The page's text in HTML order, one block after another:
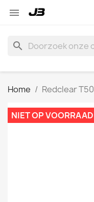

search
Home Redclear T50
NIET OP VOORRAAD